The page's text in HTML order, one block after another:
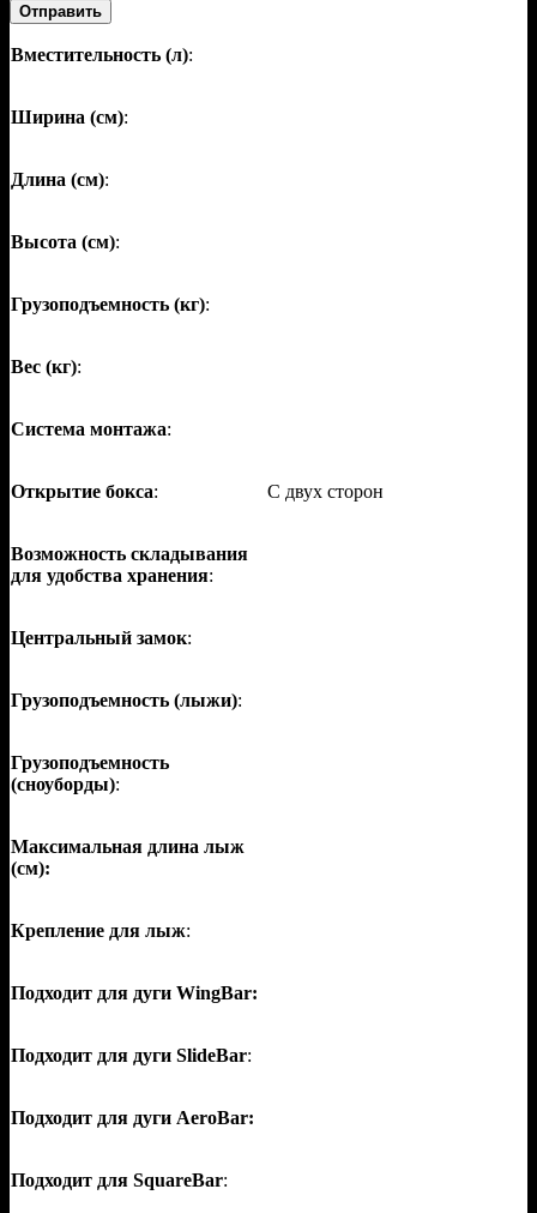
Отправить
Вместительность (л):
Ширина (см):
Длина (см):
Высота (см):
Грузоподъемность (кг):
Вес (кг):
Система монтажа:
Открытие бокса: С двух сторон
Возможность складывания
для удобства хранения:
Центральный замок:
Грузоподъемность (лыжи):
Грузоподъемность
(сноуборды):
Максимальная длина лыж
(см):
Крепление для лыж:
Подходит для дуги WingBar:
Подходит для дуги SlideBar:
Подходит для дуги AeroBar:
Подходит для SquareBar: